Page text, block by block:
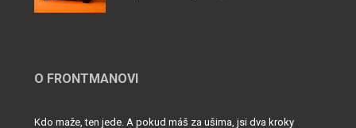
O FRONTMANOVI
Kdo maže, ten jede. A pokud máš za ušima, jsi dva kroky